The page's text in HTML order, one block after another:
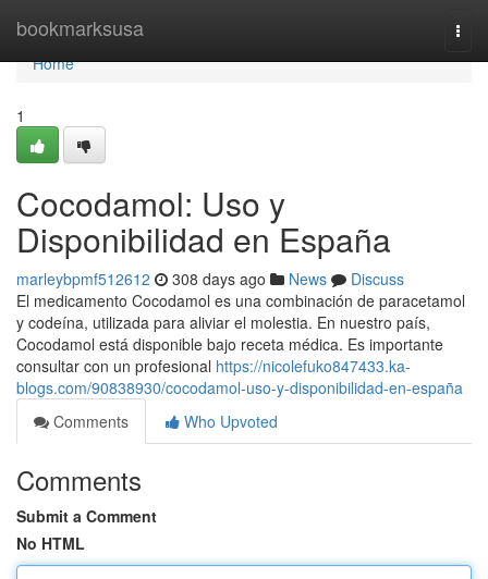
bookmarksusa
Home
Home
1
Cocodamol: Uso y
Disponibilidad en España
marleybpmf512612 308 days ago News
Discuss
El medicamento Cocodamol es una combinación de paracetamol
y codeína, utilizada para aliviar el molestia. En nuestro país,
Cocodamol está disponible bajo receta médica. Es importante
consultar con un profesional https://nicolefuko847433.ka-
blogs.com/90838930/cocodamol-uso-y-disponibilidad-en-españa
Comments
Who Upvoted
Comments
Submit a Comment
No HTML